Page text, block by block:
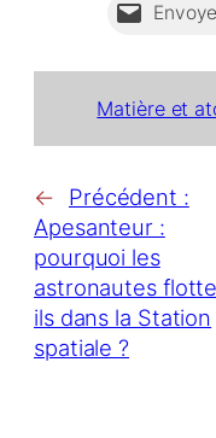
Matière et
←
Précédent :
Apesanteur :
pourquoi les
astronautes
ils dans la Station
spatiale ?